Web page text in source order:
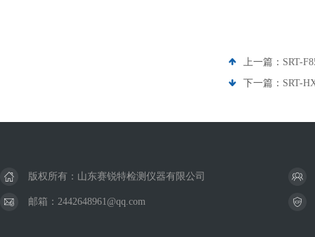
上一篇： SRT-
下一篇： SRT-
版权所有：山东赛锐特检测仪器有限公司
邮箱：2442648961@qq.com